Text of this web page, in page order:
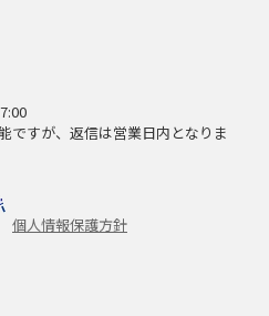
ですが、返信は営業日内となりま
個人情報保護方針